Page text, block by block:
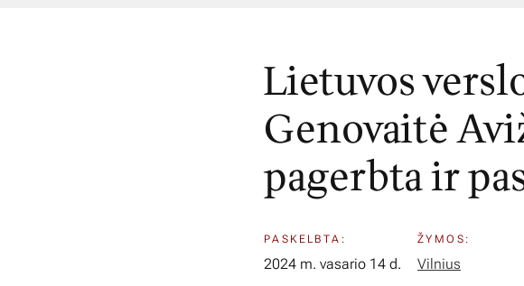
Lietuvos
Genovaitė
pagerbta ir
PASKELBTA:
2024 m. vasario 14 d.
ŽYMOS:
Vilnius